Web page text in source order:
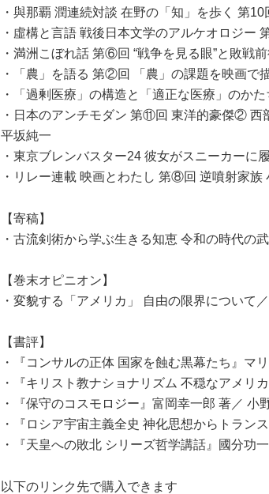
・與那覇 潤連続対談 在野の「知」を歩く 第
・虛構と言語 戦後日本文学のアルケオロジー
・満洲こぼれ話 第⑥回 “戦争を見る眼”と敗戦
・「農」を語る 第②回 「農」の課題を映画で
・「過剰医療」の構造と「適正な医療」のか
・日本のアンチモダン 第⑪回 東洋的豪傑② 西
平坂純一
・東京ブレンバスター24 彼女がスニーカーに
・リレー連載 映画とわたし 第⑧回 逆噴射家
【寄稿】
・古流剣術から学ぶ生きる知恵 令和の時代の
【巻末オピニオン】
・変貌する「アメリカ」 自由の限界について
【書評】
・『コンサルの正体 国家を蝕む黒幕たち』マ
・『キリスト教ナショナリズム 不穏なアメリ
・『保守のコスモロジー』富岡幸一郎 著／ 小
・『ロシア宇宙主義全史 神化思想からトラン
・『天皇への敗北 シリーズ哲学講話』國分功
以下のリンク先で購入できます